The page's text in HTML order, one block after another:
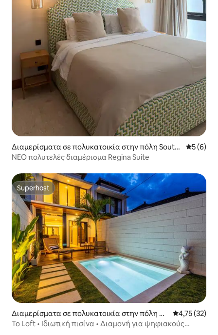
Διαμερίσματα σε πολυκατοικία στην πόλη South
Kuta
Μέση
5 (6)
ΝΕΟ πολυτελές διαμέρισμα Regina Suite
Superhost
Superhost
Διαμερίσματα σε πολυκατοικία στην πόλη Ke
camatan Kuta Utara
Μέση
4,75 (32)
Το Loft • Ιδιωτική πισίνα • Διαμονή για ψηφιακούς